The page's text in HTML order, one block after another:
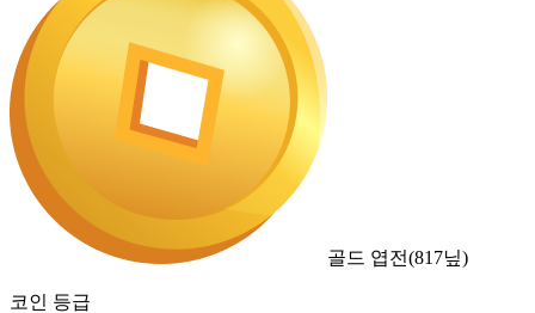
골드 엽전(817닢)
코인 등급